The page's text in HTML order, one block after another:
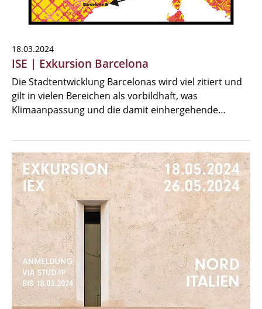
18.03.2024
ISE | Exkursion Barcelona
Die Stadtentwicklung Barcelonas wird viel zitiert und
gilt in vielen Bereichen als vorbildhaft, was
Klimaanpassung und die damit einhergehende…